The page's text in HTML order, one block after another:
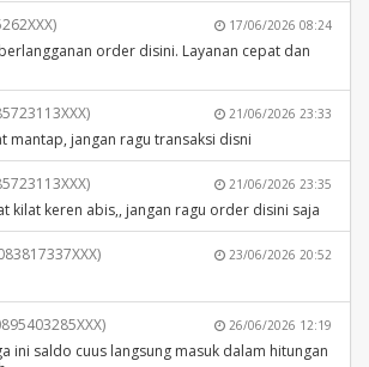
17/06/2026 08:24
order disini. Layanan cepat dan
21/06/2026 23:33
mantap, jangan ragu transaksi disni
21/06/2026 23:35
kilat keren abis,, jangan ragu order disini saja
23/06/2026 20:52
26/06/2026 12:19
ini saldo cuus langsung masuk dalam hitungan